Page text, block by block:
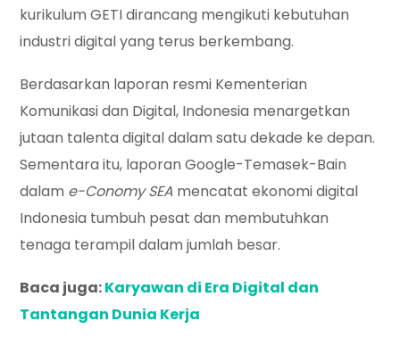
kurikulum GETI dirancang mengikuti kebutuhan
industri digital yang terus berkembang.
Berdasarkan laporan resmi Kementerian
Komunikasi dan Digital, Indonesia menargetkan
jutaan talenta digital dalam satu dekade ke depan.
Sementara itu, laporan Google-Temasek-Bain
dalam e-Conomy SEA mencatat ekonomi digital
Indonesia tumbuh pesat dan membutuhkan
tenaga terampil dalam jumlah besar.
Baca juga:Karyawan di Era Digital dan
Tantangan Dunia Kerja